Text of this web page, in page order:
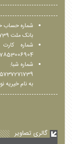
شماره حساب
بانک ملت 5737271739
شماره
شماره شبا:
به نام خیریه
گالری تصاویر